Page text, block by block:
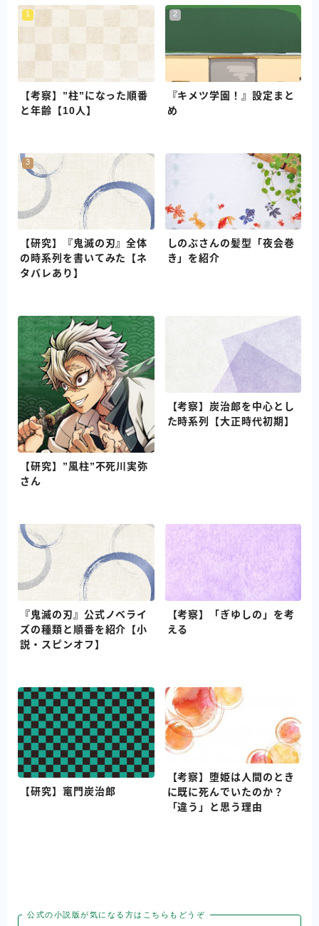
【考察】”柱”になった順番
と年齢【10人】
『キメツ学園！』設定まと
め
【研究】『鬼滅の刃』全体
の時系列を書いてみた【ネ
タバレあり】
しのぶさんの髪型「夜会巻
き」を紹介
【研究】”風柱”不死川実弥
さん
【考察】炭治郎を中心とし
た時系列【大正時代初期】
『鬼滅の刃』公式ノベライ
ズの種類と順番を紹介【小
説・スピンオフ】
【考察】「ぎゆしの」を考
える
【研究】竃門炭治郎
【考察】堕姫は人間のとき
に既に死んでいたのか？
「違う」と思う理由
公式の小説版が気になる方はこちらもどうぞ